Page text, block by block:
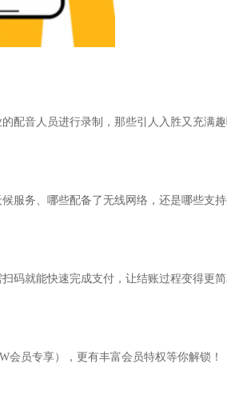
配音人员进行录制，那些引人入胜又充满
服务、哪些配备了无线网络，还是哪些支
码就能快速完成支付，让结账过程变得更
会员专享），更有丰富会员特权等你解锁！